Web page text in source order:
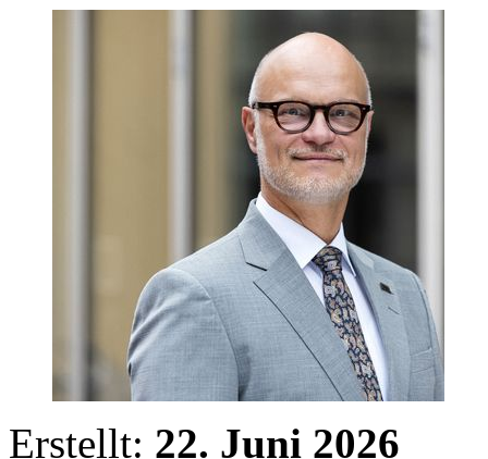
Erstellt: 22. Juni 2026